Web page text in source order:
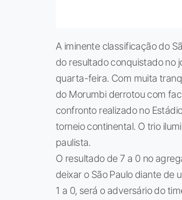
A iminente classificação do
do resultado conquistado no
quarta-feira. Com muita
do Morumbi derrotou com
confronto realizado no
torneio continental. O trio
paulista.
O resultado de 7 a 0 no
deixar o São Paulo diante de
1 a 0, será o adversário do